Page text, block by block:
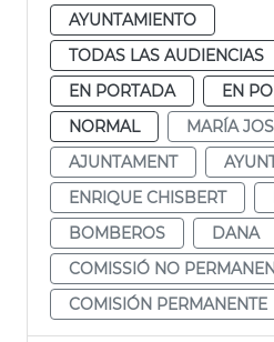
AYUNTAMIENTO
TODAS LAS AUDIENCIAS
EN PORTADA
EN
NORMAL
MARÍA
AJUNTAMENT
ENRIQUE CHISBERT
BOMBEROS
DANA
COMISSIÓ NO
COMISIÓN PERMANENTE